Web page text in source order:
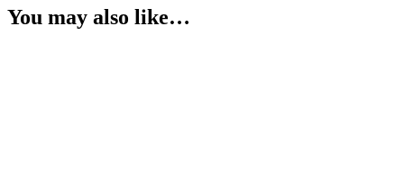
You may also like…